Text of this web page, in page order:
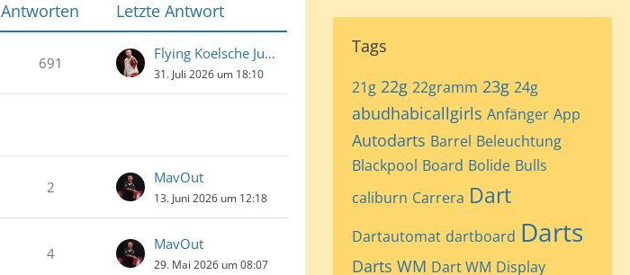
Antworten
Letzte Antwort
691
Flying Koelsche Jung
31. Juli 2026 um 18:10
2
MavOut
13. Juni 2026 um 12:18
4
MavOut
29. Mai 2026 um 08:07
Tags
21g 22g 22gramm 23g 24g
abudhabicallgirls Anfänger App
Autodarts Barrel Beleuchtung
Blackpool Board Bolide Bulls
caliburn Carrera Dart
Dartautomat dartboard Darts
Darts WM Dart WM Display